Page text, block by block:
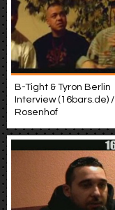
B-Tight & Tyron Berlin
Interview (16bars.de) /
Rosenhof